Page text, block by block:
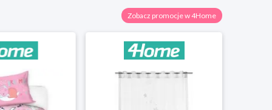
Zobacz promocje w 4Home